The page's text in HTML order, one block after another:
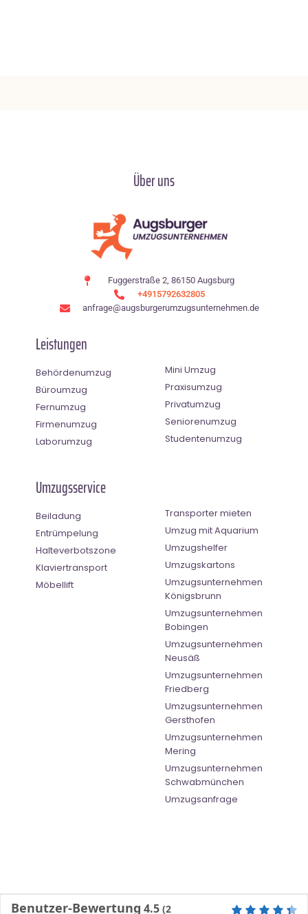
Über uns
Fuggerstraße 2, 86150 Augsburg
+4915792632805
anfrage@augsburgerumzugsunternehmen.de
Leistungen
Behördenumzug
Büroumzug
Fernumzug
Firmenumzug
Laborumzug
Mini Umzug
Praxisumzug
Privatumzug
Seniorenumzug
Studentenumzug
Umzugsservice
Beiladung
Entrümpelung
Halteverbotszone
Klaviertransport
Möbellift
Transporter mieten
Umzug mit Aquarium
Umzugshelfer
Umzugskartons
Umzugsunternehmen
Königsbrunn
Umzugsunternehmen
Bobingen
Umzugsunternehmen
Neusäß
Umzugsunternehmen
Friedberg
Umzugsunternehmen
Gersthofen
Umzugsunternehmen
Mering
Umzugsunternehmen
Schwabmünchen
Umzugsanfrage
Benutzer-Bewertung 4.5 (2